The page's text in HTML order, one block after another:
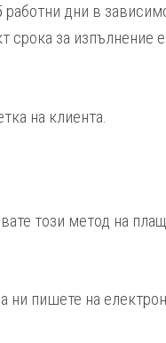
дни в
срока за изпълнение
на клиента.
този метод на
пишете на